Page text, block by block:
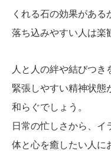
くれる石の効果がある
落ち込みやすい人は楽
人と人の絆や結びつ
緊張しやすい精神状態
和らぐでしょう。
日常の忙しさから、イ
体と心を癒したい人に